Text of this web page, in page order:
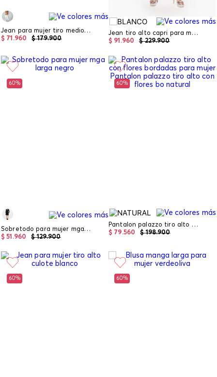
Jean para mujer tiro medio capri
$ 179.900
$ 71 .960
Jean tiro alto capri para mujer
$ 229.900
$ 91 .960
60%
Sobretodo para mujer mga larga
$ 129.900
$ 51 .960
60%
Pantalon palazzo tiro alto con flores bordadas para mujer
$ 198.900
$ 79.560
60% 60%